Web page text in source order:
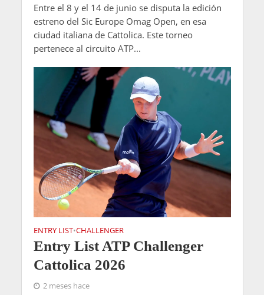
Entre el 8 y el 14 de junio se disputa la edición
estreno del Sic Europe Omag Open, en esa
ciudad italiana de Cattolica. Este torneo
pertenece al circuito ATP...
ENTRY LIST•CHALLENGER
Entry List ATP Challenger
Cattolica 2026
2 meses hace